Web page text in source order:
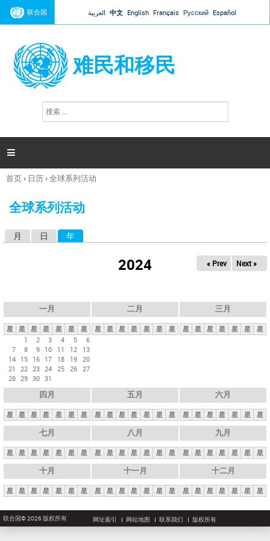
Jump to navigation
联合国 العربية 中文 English Français Русский Español
难民和移民
搜
索

你
这
首页› 日历›全球系列活动
全球系列活动
月 日 年
2024 « Prev Next »
一月
星 星 星 星 星 星
星
1
2 3 4 5
6
7
8 9 10 11 12
13
14 15 16 17 18 19 20
21
22 23 24 25 26 27
28 29 30 31
二月
星 星 星 星 星 星 星
三月
星 星 星 星 星 星 星
四月
星 星 星 星 星 星 星
五月
星 星 星 星 星 星 星
六月
星 星 星 星 星 星 星
七月
星 星 星 星 星 星 星
八月
星 星 星 星 星 星 星
九月
星 星 星 星 星 星 星
十月
星 星 星 星 星 星 星
十一月
星 星 星 星 星 星 星
十二月
星 星 星 星 星 星 星
联合国© 2026 版权所有 网址索引 网站地图 联系我们 版权所有